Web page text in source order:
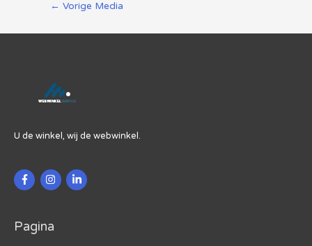
Berichtnavigatie
← Vorige Media
U de winkel, wij de webwinkel.
Pagina